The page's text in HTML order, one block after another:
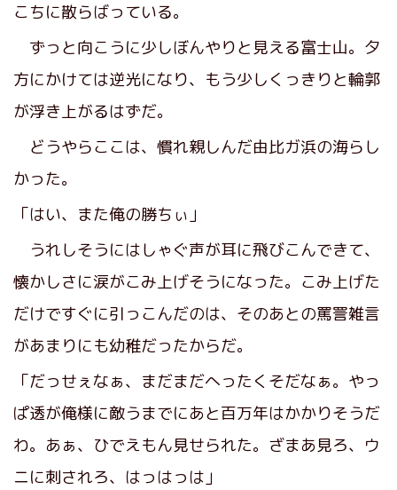
こちに散らばっている。
ずっと向こうに少しぼんやりと見える富士山。夕
方にかけては逆光になり、もう少しくっきりと輪郭
が浮き上がるはずだ。
どうやらここは、慣れ親しんだ由比ガ浜の海らし
かった。
「はい、また俺の勝ちぃ」
うれしそうにはしゃぐ声が耳に飛びこんできて、
懐かしさに涙がこみ上げそうになった。こみ上げた
だけですぐに引っこんだのは、そのあとの罵詈雑言
があまりにも幼稚だったからだ。
「だっせぇなぁ、まだまだへったくそだなぁ。やっ
ぱ透が俺様に敵うまでにあと百万年はかかりそうだ
わ。あぁ、ひでえもん見せられた。ざまあ見ろ、ウ
ニに刺されろ、はっはっは」